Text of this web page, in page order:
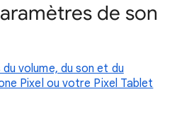
de son
volume, du son et du
Pixel ou votre Pixel Tablet